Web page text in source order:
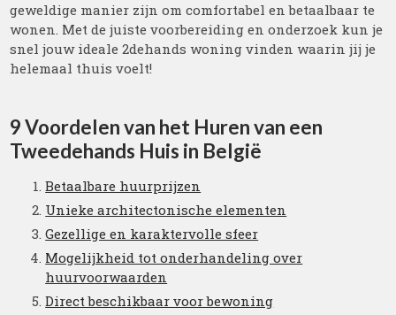
geweldige manier zijn om comfortabel en betaalbaar te
wonen. Met de juiste voorbereiding en onderzoek kun je
snel jouw ideale 2dehands woning vinden waarin jij je
helemaal thuis voelt!
9 Voordelen van het Huren van een
Tweedehands Huis in België
Betaalbare huurprijzen
Unieke architectonische elementen
Gezellige en karaktervolle sfeer
Mogelijkheid tot onderhandeling over
huurvoorwaarden
Direct beschikbaar voor bewoning